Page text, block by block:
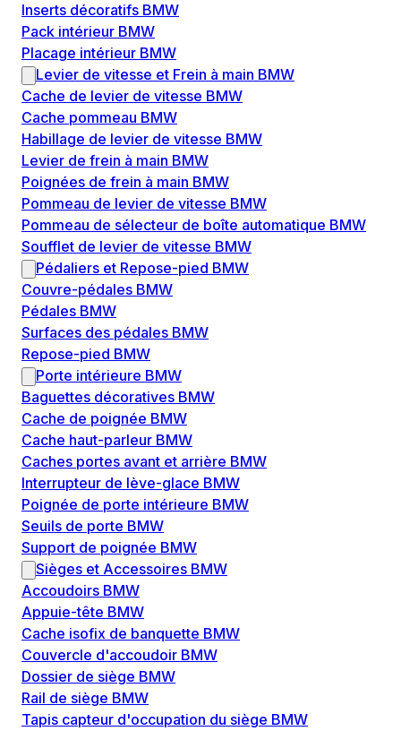
Inserts décoratifs BMW
Pack intérieur BMW
Placage intérieur BMW
Levier de vitesse et Frein à main BMW
Cache de levier de vitesse BMW
Cache pommeau BMW
Habillage de levier de vitesse BMW
Levier de frein à main BMW
Poignées de frein à main BMW
Pommeau de levier de vitesse BMW
Pommeau de sélecteur de boîte automatique BMW
Soufflet de levier de vitesse BMW
Pédaliers et Repose-pied BMW
Couvre-pédales BMW
Pédales BMW
Surfaces des pédales BMW
Repose-pied BMW
Porte intérieure BMW
Baguettes décoratives BMW
Cache de poignée BMW
Cache haut-parleur BMW
Caches portes avant et arrière BMW
Interrupteur de lève-glace BMW
Poignée de porte intérieure BMW
Seuils de porte BMW
Support de poignée BMW
Sièges et Accessoires BMW
Accoudoirs BMW
Appuie-tête BMW
Cache isofix de banquette BMW
Couvercle d'accoudoir BMW
Dossier de siège BMW
Rail de siège BMW
Tapis capteur d'occupation du siège BMW